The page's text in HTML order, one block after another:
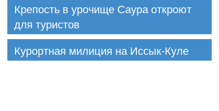
Крепость в урочище Саура откроют
для туристов
Курортная милиция на Иссык-Куле